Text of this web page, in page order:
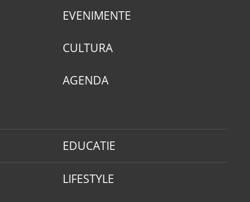
EVENIMENTE
CULTURA
AGENDA
EDUCATIE
LIFESTYLE